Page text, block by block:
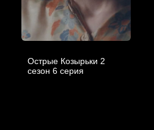
Острые Козырьки 2
cезон 6 cерия